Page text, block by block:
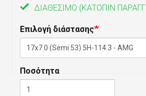
ΔΙΑΘΈΣΙΜΟ (ΚΑΤΌΠΙΝ
Επιλογή διάστασης
Ποσότητα